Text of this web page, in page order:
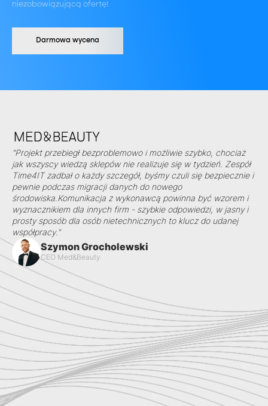
niezobowiązującą ofertę!
Darmowa wycena
"Projekt przebiegł bezproblemowo i możliwie szybko, chociaż
jak wszyscy wiedzą sklepów nie realizuje się w tydzień. Zespół
Time4IT zadbał o każdy szczegół, byśmy czuli się bezpiecznie i
pewnie podczas migracji danych do nowego
środowiska.Komunikacja z wykonawcą powinna być wzorem i
wyznacznikiem dla innych firm - szybkie odpowiedzi, w jasny i
prosty sposób dla osób nietechnicznych to klucz do udanej
współpracy."
Szymon Grocholewski
CEO Med&Beauty